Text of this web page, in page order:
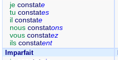
je constate
tu constates
il constate
nous constatons
vous constatez
ils constatent
Imparfait